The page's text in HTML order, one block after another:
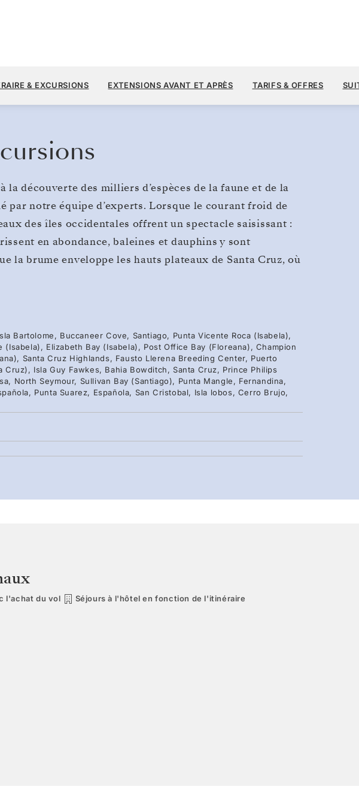
Cristóbal, Galápagos
14 JOURS
PAR VOYAGEUR, AVEC LE TARIF
& EXCURSIONS EXTENSIONS AVANT ET APRÈS TARIFS & OFFRES
la découverte des milliers d’espèces de la faune et de la
par notre équipe d’experts. Lorsque le courant froid de
des îles occidentales offrent un spectacle saisissant :
en abondance, baleines et dauphins y sont
la brume enveloppe les hauts plateaux de Santa Cruz, où
Bartolome, Buccaneer Cove, Santiago, Punta Vicente Roca (Isabela),
(Isabela), Elizabeth Bay (Isabela), Post Office Bay (Floreana), Champion
Santa Cruz Highlands, Fausto Llerena Breeding Center, Puerto
Cruz), Isla Guy Fawkes, Bahia Bowditch, Santa Cruz, Prince Philips
North Seymour, Sullivan Bay (Santiago), Punta Mangle, Fernandina,
Punta Suarez, Española, San Cristobal, Isla lobos, Cerro Brujo,
l'achat du vol Séjours à l'hôtel en fonction de l'itinéraire